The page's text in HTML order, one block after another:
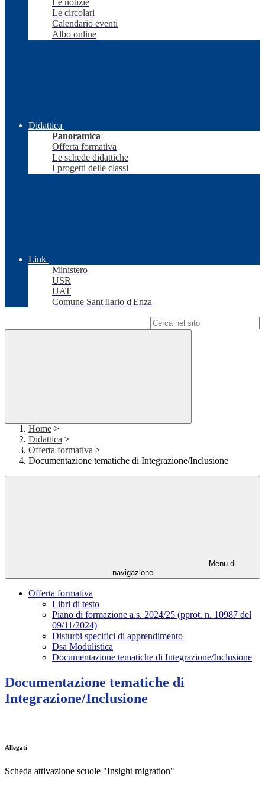
Le notizie
Le circolari
Calendario eventi
Albo online
Didattica
Panoramica
Offerta formativa
Le schede didattiche
I progetti delle classi
Link
Ministero
USR
UAT
Comune Sant'Ilario d'Enza
Home >
Didattica >
Offerta formativa >
Documentazione tematiche di Integrazione/Inclusione
Menu di
navigazione
Offerta formativa
Libri di testo
Piano di formazione a.s. 2024/25 (pprot. n. 10987 del
09/11/2024)
Disturbi specifici di apprendimento
Dsa Modulistica
Documentazione tematiche di Integrazione/Inclusione
Documentazione tematiche di
Integrazione/Inclusione
Allegati
Scheda attivazione scuole "Insight migration"